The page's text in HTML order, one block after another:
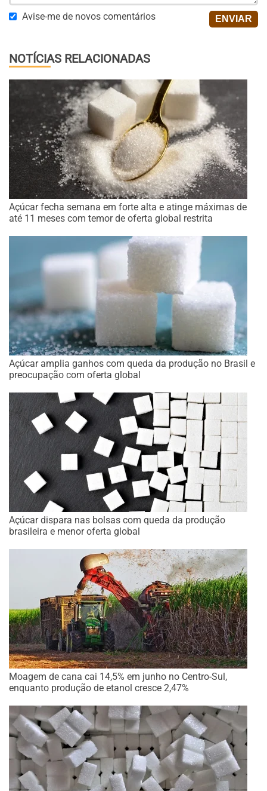
Avise-me de novos comentários
NOTÍCIAS RELACIONADAS
Açúcar fecha semana em forte alta e atinge máximas de
até 11 meses com temor de oferta global restrita
Açúcar amplia ganhos com queda da produção no Brasil e
preocupação com oferta global
Açúcar dispara nas bolsas com queda da produção
brasileira e menor oferta global
Moagem de cana cai 14,5% em junho no Centro-Sul,
enquanto produção de etanol cresce 2,47%